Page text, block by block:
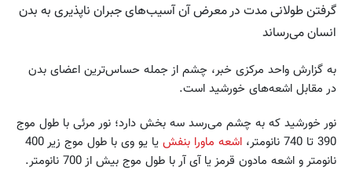
گرفتن طولانی مدت در معرض آن آسیب‌های جبران ناپذیری به بدن
انسان می‌رساند
به گزارش واحد مرکزی خبر، چشم از جمله حساس‌ترین اعضای بدن
در مقابل اشعه‌های خورشید است.
نور خورشید که به چشم می‌رسد سه بخش دارد؛ نور مرئی با طول موج
390 تا 740 نانومتر،
اشعه ماورا بنفش
یا یو وی با طول موج زیر 400
نانومتر و اشعه مادون قرمز یا آی آر با طول موج بیش از 700 نانومتر.